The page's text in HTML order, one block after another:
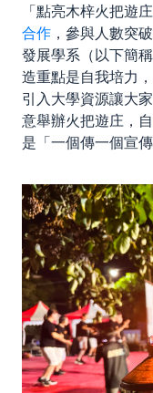
「點亮木梓火把遊
合作 ，參與人數突
發展學系（以下簡
造重點是自我培力
引入大學資源讓大
意舉辦火把遊庄，
是「一個傳一個宣